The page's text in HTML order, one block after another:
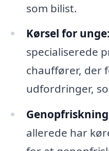
som bilist.
Kørsel for unge:
specialiserede
chauffører, der
udfordringer,
allerede har